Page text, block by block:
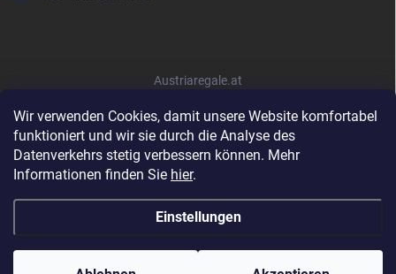
Wir verwenden Cookies, damit unsere Website komfortabel
funktioniert und wir sie durch die Analyse des
Datenverkehrs stetig verbessern können. Mehr
Informationen finden Sie hier.
Einstellungen
Austriaregale.at
Copyright 2026Deutscheregale.de. Alle Rechte vorbehalten.Cookie-